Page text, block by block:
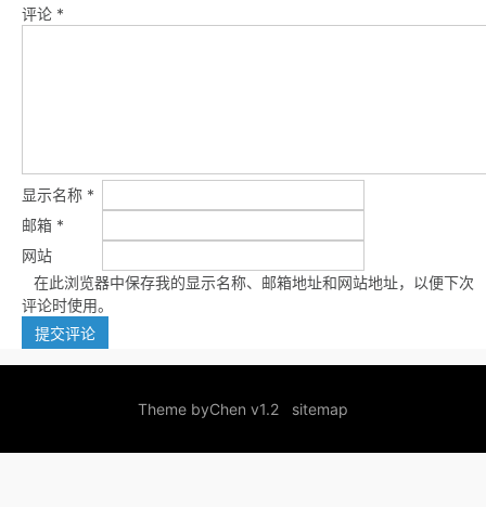
评论 *
显示名称 *
邮箱 *
网站
在此浏览器中保存我的显示名称、邮箱地址和网站地址，以便下次
评论时使用。
Theme byChen v1.2 sitemap